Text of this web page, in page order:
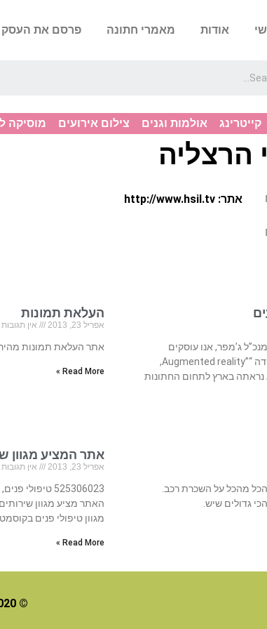
אודות מאמרי חתונה פרסם את
קייטרינג אולמות וגנים צילום אירועים מוסיקה
הרצליה
אתר: http://www.hsil.tv
ג’מפר, אנו עוסקים
בטכנולוגיה של מציאות רבודה “”Augmented reality,
נראתה בארץ לתחום החתונות
העלאת תמונות
אפריל 23, 2013 אין תגובות
אתר העלאת תמונות מהיר
Read More »
מהכל על השכרת רכב.
גדולים שיש.
אתר המציע מגוון
אפריל 23, 2013 אין תגובות
525306023
האתר מציע מגוון
מגוון טיפולי פנים
Read More »
© 2020 כל הזכויות שמורות לאתר